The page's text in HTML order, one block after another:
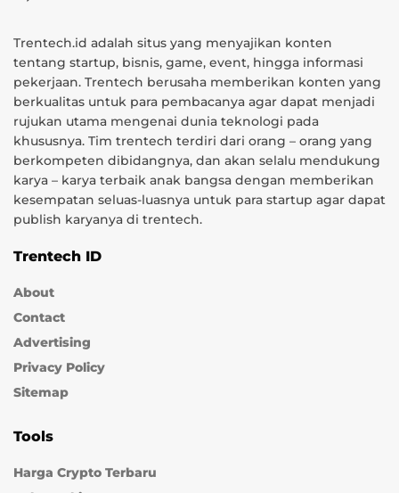
Trentech.id adalah situs yang menyajikan konten
tentang startup, bisnis, game, event, hingga informasi
pekerjaan. Trentech berusaha memberikan konten yang
berkualitas untuk para pembacanya agar dapat menjadi
rujukan utama mengenai dunia teknologi pada
khususnya. Tim trentech terdiri dari orang – orang yang
berkompeten dibidangnya, dan akan selalu mendukung
karya – karya terbaik anak bangsa dengan memberikan
kesempatan seluas-luasnya untuk para startup agar dapat
publish karyanya di trentech.
Trentech ID
About
Contact
Advertising
Privacy Policy
Sitemap
Tools
Harga Crypto Terbaru